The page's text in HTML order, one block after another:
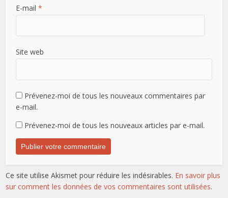
E-mail*
Site web
Prévenez-moi de tous les nouveaux commentaires par
e-mail.
Prévenez-moi de tous les nouveaux articles par e-mail.
Ce site utilise Akismet pour réduire les indésirables. En savoir plus
sur comment les données de vos commentaires sont utilisées.